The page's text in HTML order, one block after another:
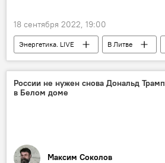
18 сентября 2022, 19:00
Энергетика. LIVE В Литве
энергетика
энергетический рынок
Litgrid
России не нужен снова Дональд Трамп
в Белом доме
Максим Соколов